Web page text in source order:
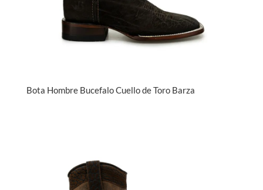
Bota Hombre Bucefalo Cuello de Toro Barza